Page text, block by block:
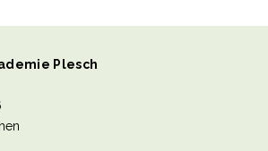
Plesch